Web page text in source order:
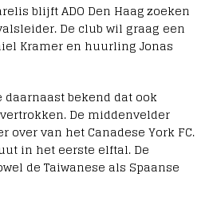
blijft ADO Den Haag zoeken
De club wil graag een
Kramer en huurling Jonas
daarnaast bekend dat ook
De middenvelder
over van het Canadese York FC.
in het eerste elftal. De
de Taiwanese als Spaanse